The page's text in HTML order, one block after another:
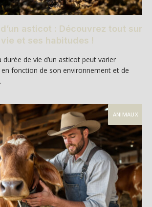
asticot : Découvrez tout sur
et ses habitudes !
durée de vie d’un asticot peut varier
fonction de son environnement et de
ANIMAUX